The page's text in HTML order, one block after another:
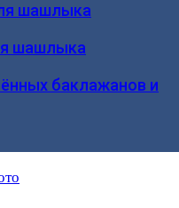
шашлыка
шашлыка
баклажанов и